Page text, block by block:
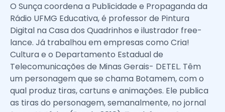
O Sunça coordena a Publicidade e Propaganda da
Rádio UFMG Educativa, é professor de Pintura
Digital na Casa dos Quadrinhos e ilustrador free-
lance. Já trabalhou em empresas como Cria!
Cultura e o Departamento Estadual de
Telecomunicações de Minas Gerais- DETEL. Têm
um personagem que se chama Botamem, com o
qual produz tiras, cartuns e animações. Ele publica
as tiras do personagem, semanalmente, no jornal